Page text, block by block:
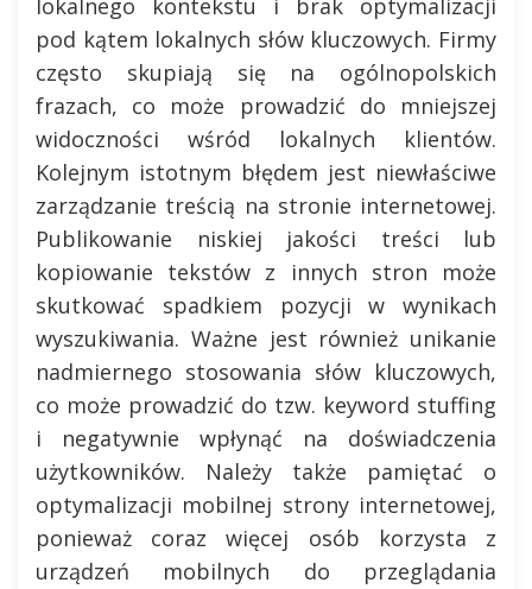
lokalnego kontekstu i brak optymalizacji
pod kątem lokalnych słów kluczowych. Firmy
często skupiają się na ogólnopolskich
frazach, co może prowadzić do mniejszej
widoczności wśród lokalnych klientów.
Kolejnym istotnym błędem jest niewłaściwe
zarządzanie treścią na stronie internetowej.
Publikowanie niskiej jakości treści lub
kopiowanie tekstów z innych stron może
skutkować spadkiem pozycji w wynikach
wyszukiwania. Ważne jest również unikanie
nadmiernego stosowania słów kluczowych,
co może prowadzić do tzw. keyword stuffing
i negatywnie wpłynąć na doświadczenia
użytkowników. Należy także pamiętać o
optymalizacji mobilnej strony internetowej,
ponieważ coraz więcej osób korzysta z
urządzeń mobilnych do przeglądania